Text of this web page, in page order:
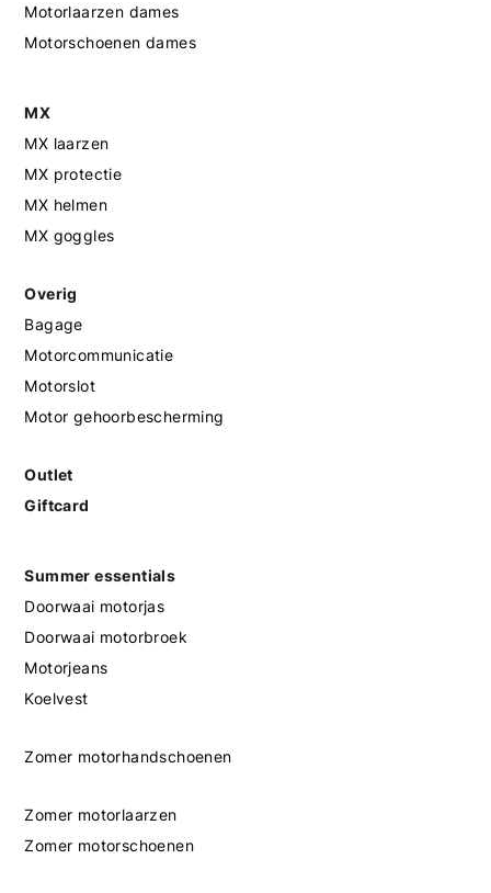
Motorlaarzen dames
Motorschoenen dames
MX
MX laarzen
MX protectie
MX helmen
MX goggles
Overig
Bagage
Motorcommunicatie
Motorslot
Motor gehoorbescherming
Outlet
Giftcard
Summer essentials
Doorwaai motorjas
Doorwaai motorbroek
Motorjeans
Koelvest
Zomer motorhandschoenen
Zomer motorlaarzen
Zomer motorschoenen